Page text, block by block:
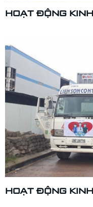
HOẠT ĐỘNG
HOẠT ĐỘNG